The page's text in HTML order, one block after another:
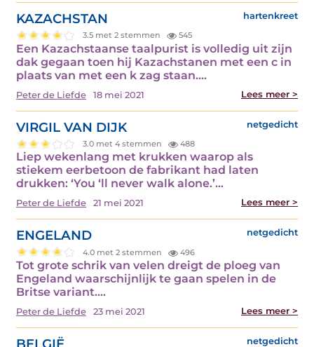
KAZACHSTAN hartenkreet
3.5 met 2 stemmen 545
Een Kazachstaanse taalpurist is volledig uit zijn
dak gegaan toen hij Kazachstanen met een c in
plaats van met een k zag staan.…
Peter de Liefde 18 mei 2021 Lees meer >
VIRGIL VAN DIJK netgedicht
3.0 met 4 stemmen 488
Liep wekenlang met krukken waarop als
stiekem eerbetoon de fabrikant had laten
drukken: ‘You ‘ll never walk alone.’…
Peter de Liefde 21 mei 2021 Lees meer >
ENGELAND netgedicht
4.0 met 2 stemmen 496
Tot grote schrik van velen dreigt de ploeg van
Engeland waarschijnlijk te gaan spelen in de
Britse variant.…
Peter de Liefde 23 mei 2021 Lees meer >
netgedicht